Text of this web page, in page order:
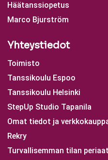
Häätanssiopetus
Marco Bjurström
Yhteystiedot
Toimisto
Tanssikoulu Espoo
Tanssikoulu Helsinki
StepUp Studio Tapanila
Omat tiedot ja
Rekry
Turvallisemman tilan